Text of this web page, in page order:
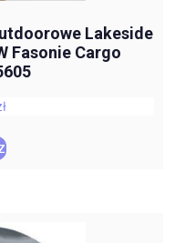
Lakeside
Fasonie Cargo